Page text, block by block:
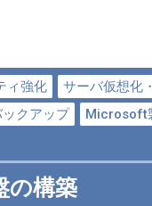
ィ強化 サーバ仮想化
ックアップ Microsoft
の構築